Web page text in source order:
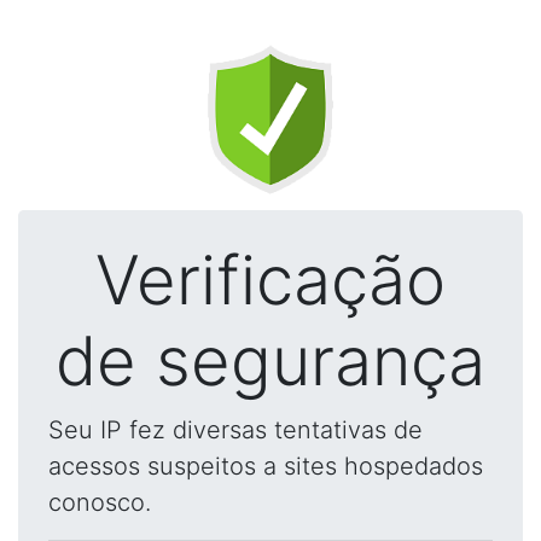
Verificação
de segurança
Seu IP fez diversas tentativas de
acessos suspeitos a sites hospedados
conosco.